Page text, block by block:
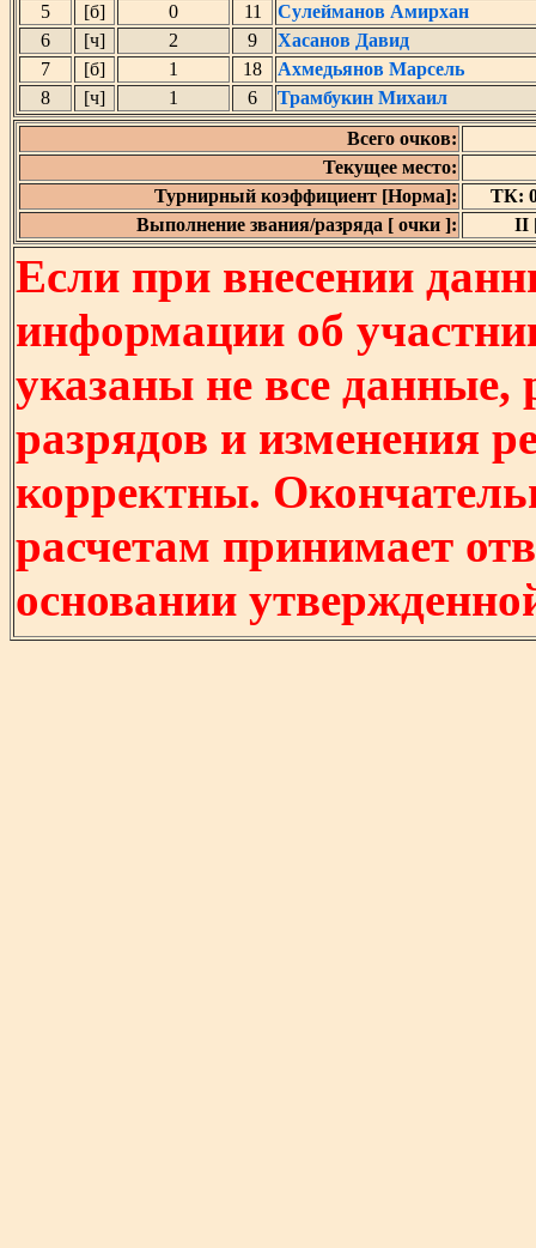
5
[б] 0 11
Сулейманов Амирхан
6
[ч] 2 9
Хасанов Давид
7
[б] 1 18
Ахмедьянов Марсель
8
[ч] 1 6
Трамбукин Михаил
Всего очков:
Текущее место:
Турнирный коэффициент [Норма]:
ТК:
Выполнение звания/разряда [ очки ]:
II
Если при внесении
информации об
указаны не все
разрядов и изменения
корректны.
расчетам принимает
основании